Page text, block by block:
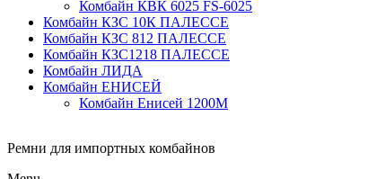
Комбайн КВК 6025 FS-6025
Комбайн КЗС 10К ПАЛЕССЕ
Комбайн КЗС 812 ПАЛЕССЕ
Комбайн КЗС1218 ПАЛЕССЕ
Комбайн ЛИДА
Комбайн ЕНИСЕЙ
Комбайн Енисей 1200М
Ремни для импортных комбайнов